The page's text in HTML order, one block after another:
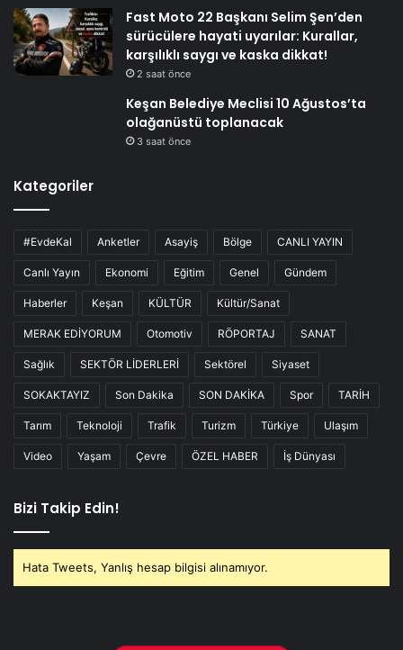
Fast Moto 22 Başkanı Selim Şen’den
sürücülere hayati uyarılar: Kurallar,
karşılıklı saygı ve kaska dikkat!
2 saat önce
Keşan Belediye Meclisi 10 Ağustos’ta
olağanüstü toplanacak
3 saat önce
Kategoriler
#EvdeKal Anketler Asayiş Bölge CANLI YAYIN
Canlı Yayın Ekonomi Eğitim Genel Gündem
Haberler Keşan KÜLTÜR Kültür/Sanat
MERAK EDİYORUM Otomotiv RÖPORTAJ SANAT
Sağlık SEKTÖR LİDERLERİ Sektörel Siyaset
SOKAKTAYIZ Son Dakika SON DAKİKA Spor TARİH
Tarım Teknoloji Trafik Turizm Türkiye Ulaşım
Video Yaşam Çevre ÖZEL HABER İş Dünyası
Bizi Takip Edin!
Hata Tweets, Yanlış hesap bilgisi alınamıyor.